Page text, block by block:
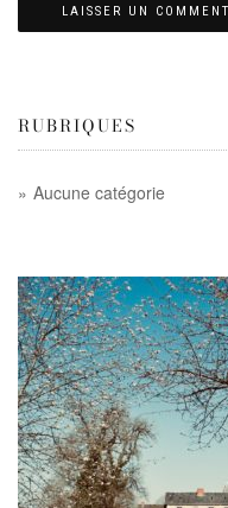
RUBRIQUES
Aucune catégorie